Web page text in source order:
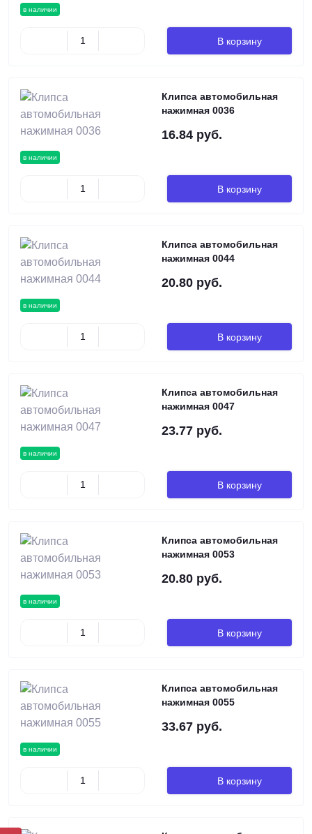
в наличии
В корзину
в наличии
Клипса автомобильная
нажимная 0036
16.84 руб.
В корзину
в наличии
Клипса автомобильная
нажимная 0044
20.80 руб.
В корзину
в наличии
Клипса автомобильная
нажимная 0047
23.77 руб.
В корзину
в наличии
Клипса автомобильная
нажимная 0053
20.80 руб.
В корзину
в наличии
Клипса автомобильная
нажимная 0055
33.67 руб.
В корзину